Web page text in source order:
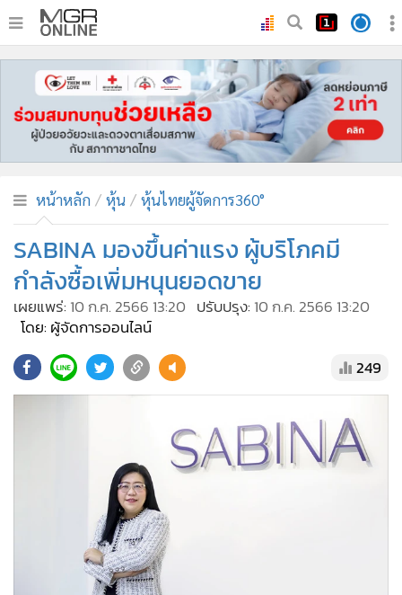
หน้าหลัก
ทันเหตุการณ์
• ภาคใต้
• บันเทิง
• คอลัมนิสต์
• ละคร
CbizReview
• ผู้จัดกวน
Green Innovation & SD
Management & HR
หน้าหลัก หุ้น หุ้นไทยผู้จัดการ360°
SABINA มองขึ้นค่าแรง ผู้บริโภคมี
กำลังซื้อเพิ่มหนุนยอดขาย
เผยแพร่: 10 ก.ค. 2566 13:20 ปรับปรุง: 10 ก.ค. 2566 13:20
โดย: ผู้จัดการออนไลน์
249